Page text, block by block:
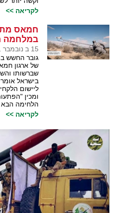
לקריאה >>
חמאס
במלחמה
15 ב נובמבר 2021
גובר החשש
של ארגון
שברשותו
בישראל
ליישום
ומכין
הלחימה הבא
לקריאה >>